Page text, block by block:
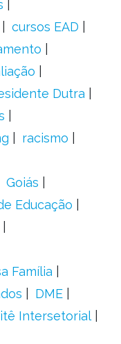
cursos EAD
Dutra
racismo
Goiás
Educação
Família
DME
Intersetorial